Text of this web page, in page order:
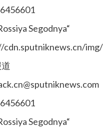
Segodnya“
Segodnya“